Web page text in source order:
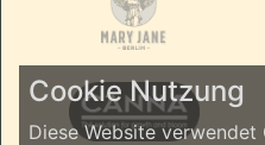
Cookie Nutzung
Diese Website verwendet